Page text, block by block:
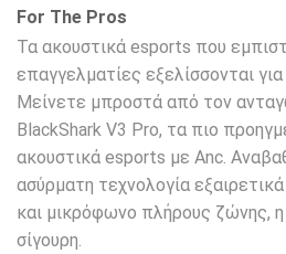
For The Pros
Τα ακουστικά esports που
επαγγελματίες εξελίσσονται
Μείνετε μπροστά από τον
BlackShark V3 Pro, τα πιο
ακουστικά esports με Anc.
ασύρματη τεχνολογία
και μικρόφωνο πλήρους ζώνης, η
σίγουρη.